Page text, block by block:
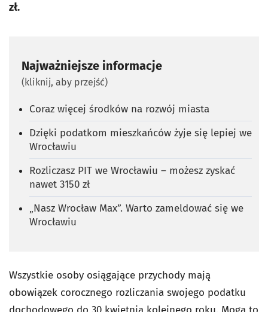
zł.
Najważniejsze informacje
(kliknij, aby przejść)
Coraz więcej środków na rozwój miasta
Dzięki podatkom mieszkańców żyje się lepiej we
Wrocławiu
Rozliczasz PIT we Wrocławiu – możesz zyskać
nawet 3150 zł
„Nasz Wrocław Max”. Warto zameldować się we
Wrocławiu
Wszystkie osoby osiągające przychody mają
obowiązek corocznego rozliczania swojego podatku